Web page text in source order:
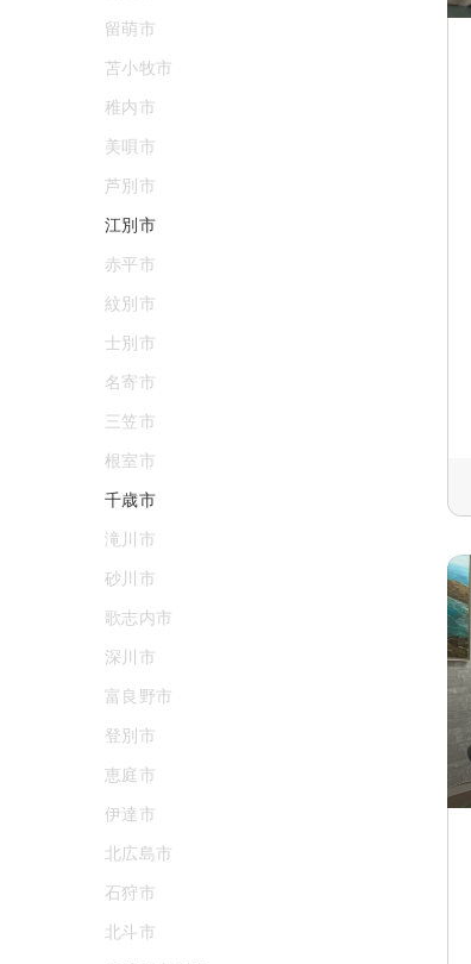
留萌市
苫小牧市
稚内市
美唄市
芦別市
江別市
赤平市
紋別市
士別市
名寄市
三笠市
根室市
千歳市
滝川市
砂川市
歌志内市
深川市
富良野市
登別市
恵庭市
伊達市
北広島市
石狩市
北斗市